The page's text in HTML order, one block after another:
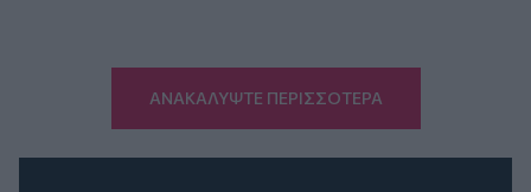
ΑΝΑΚΑΛΥΨΤΕ ΠΕΡΙΣΣΟΤΕΡΑ